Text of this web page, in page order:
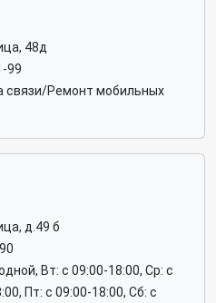
48д
99
связи/Ремонт мобильных
д.49 б
Вт: c 09:00-18:00, Ср: c
Пт: c 09:00-18:00, Сб: c